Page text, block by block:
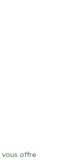
vous offre